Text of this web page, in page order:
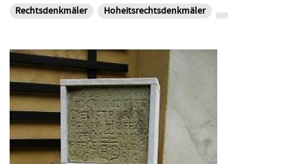
Rechtsdenkmäler Hoheitsrechtsdenkmäler